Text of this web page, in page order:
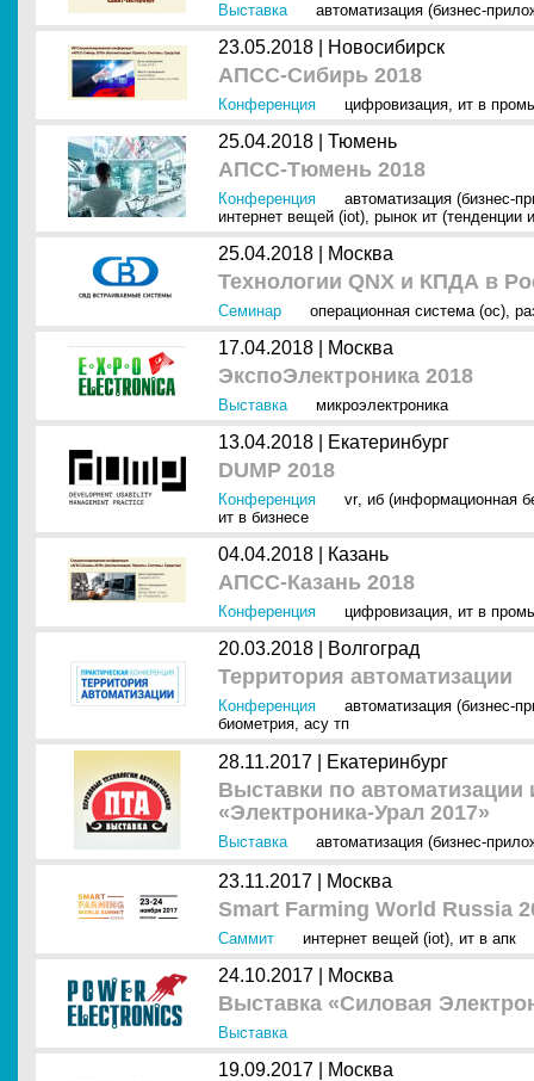
Выставка автоматизация (бизнес-
23.05.2018 | Новосибирск
АПСС-Сибирь 2018
Конференция цифровизация, ит в
25.04.2018 | Тюмень
АПСС-Тюмень 2018
Конференция
автоматизация (бизнес-
интернет вещей (iot), рынок ит (тенденции
25.04.2018 | Москва
Технологии QNX и КПДА в
Семинар операционная система (ос),
17.04.2018 | Москва
ЭкспоЭлектроника 2018
Выставка микроэлектроника
13.04.2018 | Екатеринбург
DUMP 2018
Конференция vr, иб (информационная
ит в бизнесе
04.04.2018 | Казань
АПСС-Казань 2018
Конференция цифровизация, ит в
20.03.2018 | Волгоград
Территория автоматизации
Конференция
автоматизация (бизнес-
биометрия, асу тп
28.11.2017 | Екатеринбург
Выставки по автоматизации
«Электроника-Урал 2017»
Выставка автоматизация (бизнес-
23.11.2017 | Москва
Smart Farming World Russia
Саммит интернет вещей (iot), ит в апк
24.10.2017 | Москва
Выставка «Силовая
Выставка
19.09.2017 | Москва